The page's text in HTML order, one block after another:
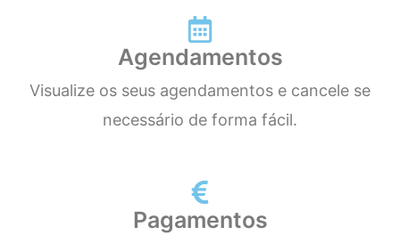
Agendamentos
Visualize os seus agendamentos e cancele se
necessário de forma fácil.
Pagamentos